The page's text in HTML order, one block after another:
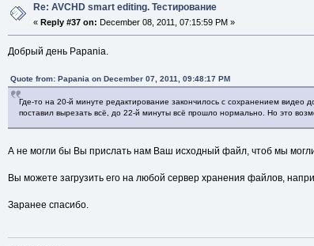
Re: AVCHD smart editing. Тестирование
«Reply #37 on: December 08, 2011, 07:15:59 PM »
Добрый день Papania.
Quote from: Papania on December 07, 2011, 09:48:17 PM
Где-то на 20-й минуте редактирование закончилось с сохранением
поставил вырезать всё, до 22-й минуты всё прошло нормально. Но это
А не могли бы Вы прислать нам Ваш исходный файл, чтоб мы
Вы можете загрузить его на любой сервер хранения файлов,
Заранее спасибо.